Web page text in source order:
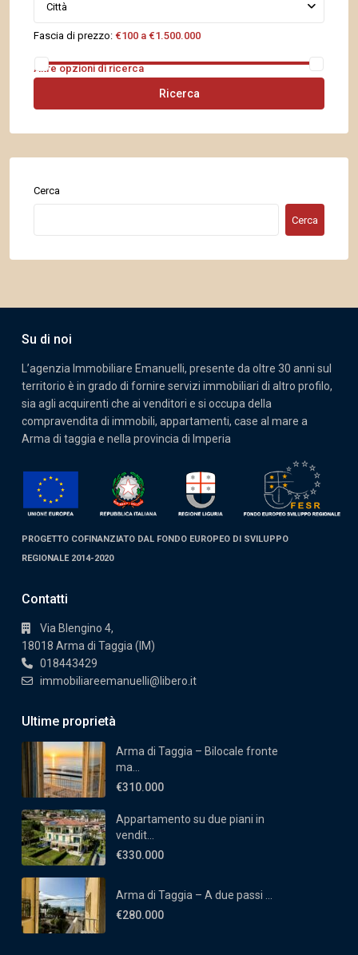
Città
Fascia di prezzo: €100 a €1.500.000
Altre opzioni di ricerca
Ricerca
Cerca
Cerca
Su di noi
L’agenzia Immobiliare Emanuelli, presente da oltre 30 anni sul
territorio è in grado di fornire servizi immobiliari di altro profilo,
sia agli acquirenti che ai venditori e si occupa della
compravendita di immobili, appartamenti, case al mare a
Arma di taggia e nella provincia di Imperia
PROGETTO COFINANZIATO DAL FONDO EUROPEO DI SVILUPPO
REGIONALE 2014-2020
Contatti
Via Blengino 4,
18018 Arma di Taggia (IM)
018443429
immobiliareemanuelli@libero.it
Ultime proprietà
Arma di Taggia – Bilocale fronte
ma...
€310.000
Appartamento su due piani in
vendit...
€330.000
Arma di Taggia – A due passi ...
€280.000